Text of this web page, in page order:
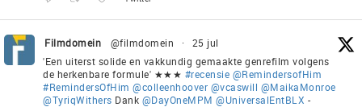
Filmdomein @filmdomein ·
25 jul
'Een uiterst solide en vakkundig gemaakte genrefilm volgens
de herkenbare formule' ★★★ #recensie @RemindersofHim
#RemindersOfHim @colleenhoover @vcaswill @MaikaMonroe
@TyriqWithers Dank @DayOneMPM @UniversalEntBLX -